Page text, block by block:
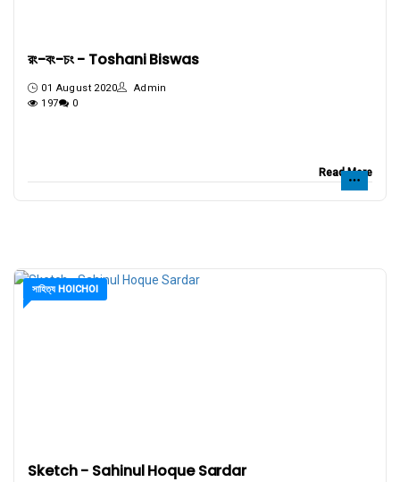
রং-বং-চং - Toshani Biswas
01 August 2020
Admin
197
0
Read More
সাহিত্য HOICHOI
Sketch - Sahinul Hoque Sardar